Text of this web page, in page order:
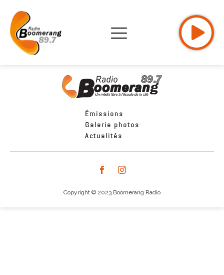
Émissions
Galerie photos
Actualités
Copyright © 2023 Boomerang Radio